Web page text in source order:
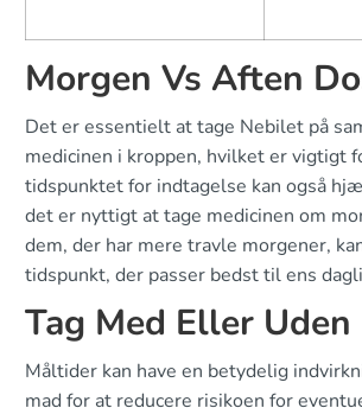
Morgen Vs Aften
Det er essentielt at tage Nebilet på
medicinen i kroppen, hvilket er vigtigt
tidspunktet for indtagelse kan også
det er nyttigt at tage medicinen om
dem, der har mere travle morgener,
tidspunkt, der passer bedst til ens
Tag Med Eller
Måltider kan have en betydelig
mad for at reducere risikoen for